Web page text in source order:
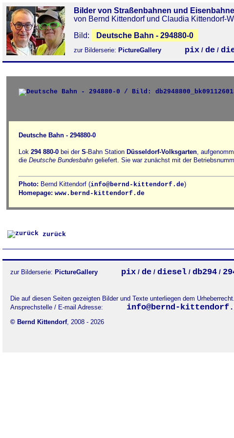
Bilder von Straßenbahnen und
von Bernd Kittendorf und Claudia Kittendorf-
Bild:
Deutsche Bahn - 294880-0
zur Bilderserie: PictureGallery pix / de /
Deutsche Bahn - 294880-0
Lok 294 880-0 bei der S-Bahn Station Düsseldorf-Volksgarten,
die Deutsche Bundesbahn geliefert. Sie war zunächst mit der
Photo: Bernd Kittendorf (info@bernd-kittendorf.de)
Homepage: www.bernd-kittendorf.de
zurück
zur Bilderserie: PictureGallery pix / de / diesel / db294 /
Die auf diesen Seiten gezeigten Bilder und Texte unterliegen dem
Ansprechstelle / E-mail Adresse:
info@bernd-
© Bernd Kittendorf, 2008 - 2026